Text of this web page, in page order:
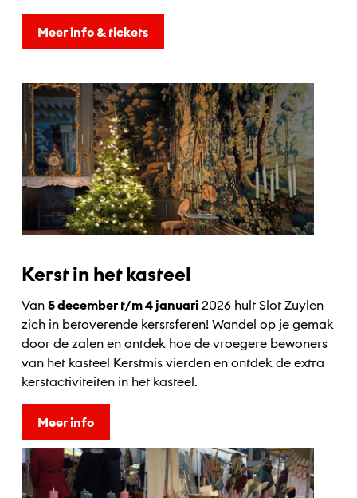
Meer info & tickets
Kerst in het kasteel
Van 5 december t/m 4 januari 2026 hult Slot Zuylen
zich in betoverende kerstsferen! Wandel op je gemak
door de zalen en ontdek hoe de vroegere bewoners
van het kasteel Kerstmis vierden en ontdek de extra
kerstactiviteiten in het kasteel.
Meer info